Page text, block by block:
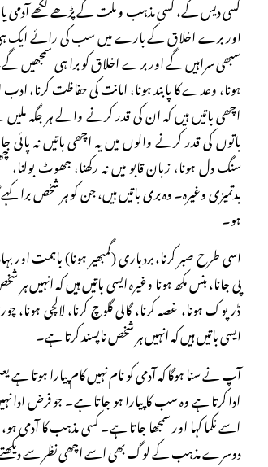
کسی دیس کے، کسی مذہب و ملت کے پڑھے لکھے
اور برے اخلاق کے بارے میں سب کی رائے ایک
سبھی سراہیں گے اور برے اخلاق کو برا ہی سمجھیں
ہونا، وعدے کا پابند ہونا، امانت کی حفاظت کرنا،
اچھی باتیں ہیں کہ ان کی قدر کرنے والے ہر جگہ
باتوں کی قدر کرنے والوں میں یہ اچھی باتیں نہ
سنگ دل ہونا، زبان قابو میں نہ رکھنا، جھوٹ
بدتمیزی وغیرہ۔ وہ بری باتیں ہیں، جن کو ہر شخص برا
ہو۔
اسی طرح صبر کرنا، بردباری (گمبھیر ہونا) باہمت اور
پی جانا، ہنس مکھ ہونا وغیرہ ایسی باتیں ہیں کہ
ڈرپوک ہونا، غصہ کرنا، گالی گلوچ کرنا، لالچی ہونا،
ایسی باتیں ہیں کہ انہیں ہر شخص ناپسند کرتا ہے۔
آپ نے سنا ہوگا کہ آدمی کو نام نہیں کام پیارا ہوتا
ادا کرتا ہے وہ سب کا پیارا ہو جاتا ہے۔ جو فرض ادا
اسے نکما کہا اور سمجھا جاتا ہے۔ کسی مذہب کا آدمی
دوسرے مذہب کے لوگ بھی اسے اچھی نظر سے